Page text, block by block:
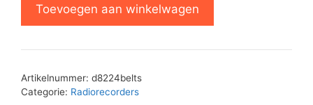
aandrijfsnaren
aantal
Toevoegen aan winkelwagen
Artikelnummer: d8224belts
Categorie: Radiorecorders